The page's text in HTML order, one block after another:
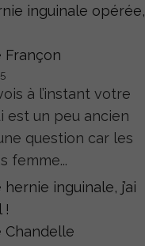
inguinale opérée,
Françon
à l’instant votre
est un peu ancien
question car les
femme...
hernie inguinale, j’ai
!
Chandelle